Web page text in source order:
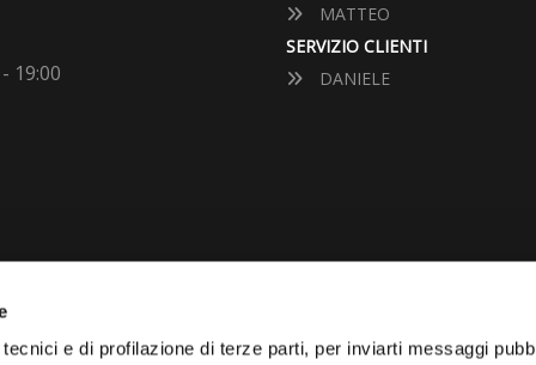
e di profilazione di terze parti, per inviarti messaggi
19:00
MATTEO
SERVIZIO CLIENTI
DANIELE
VUOI VENDERE LA TUA